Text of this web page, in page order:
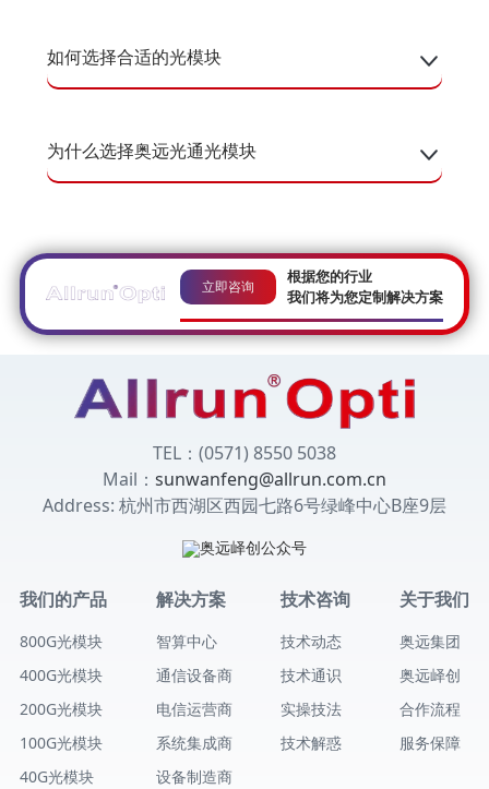
如何选择合适的光模块
为什么选择奥远光通光模块
立即咨询
根据您的行业
我们将为您定制解决方案
TEL：(0571) 8550 5038
Mail： sunwanfeng@allrun.com.cn
Address: 杭州市西湖区西园七路6号绿峰中心B座9层
我们的产品
800G光模块
400G光模块
200G光模块
100G光模块
40G光模块
解决方案
智算中心
通信设备商
电信运营商
系统集成商
设备制造商
技术咨询
技术动态
技术通识
实操技法
技术解惑
关于我们
奥远集团
奥远峄创
合作流程
服务保障